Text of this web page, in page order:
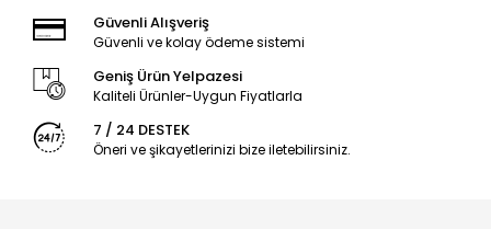
Güvenli Alışveriş
Güvenli ve kolay ödeme sistemi
Geniş Ürün Yelpazesi
Kaliteli Ürünler-Uygun Fiyatlarla
7 / 24 DESTEK
Öneri ve şikayetlerinizi bize iletebilirsiniz.